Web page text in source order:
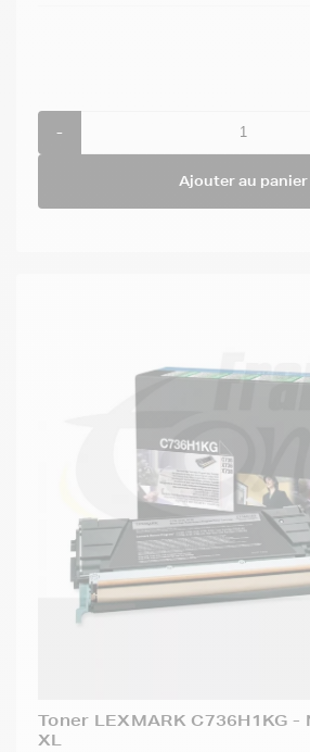
-
Ajouter au panier
Toner LEXMARK C736H1KG -
XL